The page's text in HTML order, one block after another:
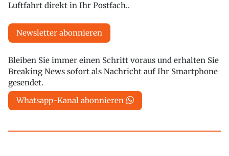
Luftfahrt direkt in Ihr Postfach..
Newsletter abonnieren
Bleiben Sie immer einen Schritt voraus und erhalten Sie
Breaking News sofort als Nachricht auf Ihr Smartphone
gesendet.
Whatsapp-Kanal abonnieren